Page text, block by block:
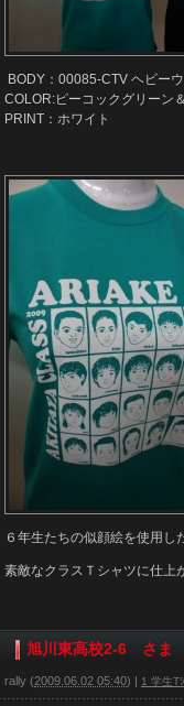
BODY：00085-CTV ヘビー
COLOR:ピーコックグリーン
PRINT：ホワイト
６年生たちの似顔絵を使用し
素敵なクラスＴシャツに仕上
旭川東高校2-6 さま
rally (2009.06.02 05:40) | 1 学生T